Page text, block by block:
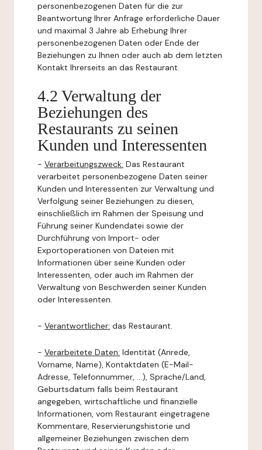
personenbezogenen Daten für die zur
Beantwortung Ihrer Anfrage erforderliche Dauer
und maximal 3 Jahre ab Erhebung Ihrer
personenbezogenen Daten oder Ende der
Beziehungen zu Ihnen oder auch ab dem letzten
Kontakt Ihrerseits an das Restaurant.
4.2 Verwaltung der
Beziehungen des
Restaurants zu seinen
Kunden und Interessenten
- Verarbeitungszweck: Das Restaurant
verarbeitet personenbezogene Daten seiner
Kunden und Interessenten zur Verwaltung und
Verfolgung seiner Beziehungen zu diesen,
einschließlich im Rahmen der Speisung und
Führung seiner Kundendatei sowie der
Durchführung von Import- oder
Exportoperationen von Dateien mit
Informationen über seine Kunden oder
Interessenten, oder auch im Rahmen der
Verwaltung von Beschwerden seiner Kunden
oder Interessenten.
- Verantwortlicher: das Restaurant.
- Verarbeitete Daten: Identität (Anrede,
Vorname, Name), Kontaktdaten (E-Mail-
Adresse, Telefonnummer, ...), Sprache/Land,
Geburtsdatum falls beim Restaurant
angegeben, wirtschaftliche und finanzielle
Informationen, vom Restaurant eingetragene
Kommentare, Reservierungshistorie und
allgemeiner Beziehungen zwischen dem